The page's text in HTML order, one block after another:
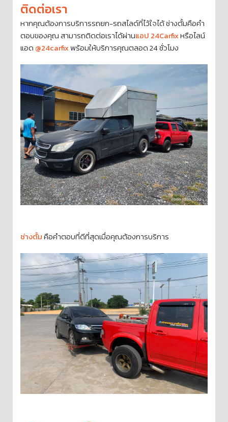
ติดต่อเรา
หากคุณต้องการบริการรถยก-รถสไลด์ที่ไว้ใจได้ ช่างตั้มคือคำ
ตอบของคุณ สามารถติดต่อเราได้ผ่านแอป 24Carfixหรือไลน์
แอด @24carfixพร้อมให้บริการคุณตลอด 24 ชั่วโมง
ช่างตั้มคือคำตอบที่ดีที่สุดเมื่อคุณต้องการบริการ